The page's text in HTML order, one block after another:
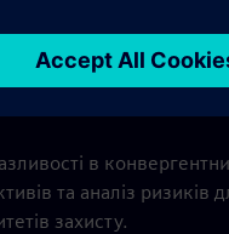
в
та аналіз ризиків
захисту.